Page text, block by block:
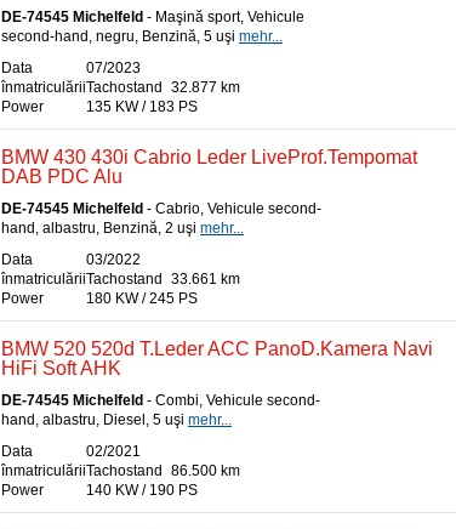
DE-74545 Michelfeld - Maşină sport, Vehicule
second-hand, negru, Benzină, 5 uşi mehr...
Data
înmatriculării
07/2023
Tachostand
32.877 km
Power
135 KW / 183 PS
BMW 430 430i Cabrio Leder LiveProf.Tempomat
DAB PDC Alu
DE-74545 Michelfeld - Cabrio, Vehicule second-
hand, albastru, Benzină, 2 uşi mehr...
Data
înmatriculării
03/2022
Tachostand
33.661 km
Power
180 KW / 245 PS
BMW 520 520d T.Leder ACC PanoD.Kamera Navi
HiFi Soft AHK
DE-74545 Michelfeld - Combi, Vehicule second-
hand, albastru, Diesel, 5 uşi mehr...
Data
înmatriculării
02/2021
Tachostand
86.500 km
Power
140 KW / 190 PS